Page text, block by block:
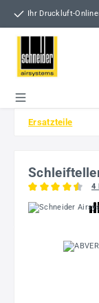
Zum Hauptinhalt springen
Ihr Druckluft-
Ersatzteile
4
Bildergalerie